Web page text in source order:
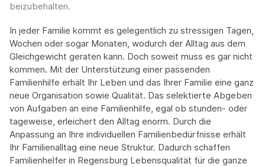
beizubehalten.
In jeder Familie kommt es gelegentlich zu stressigen Tagen,
Wochen oder sogar Monaten, wodurch der Alltag aus dem
Gleichgewicht geraten kann. Doch soweit muss es gar nicht
kommen. Mit der Unterstützung einer passenden
Familienhilfe erhält Ihr Leben und das Ihrer Familie eine ganz
neue Organisation sowie Qualität. Das selektierte Abgeben
von Aufgaben an eine Familienhilfe, egal ob stunden- oder
tageweise, erleichert den Alltag enorm. Durch die
Anpassung an Ihre individuellen Familienbedürfnisse erhält
Ihr Familienalltag eine neue Struktur. Dadurch schaffen
Familienhelfer in Regensburg Lebensqualität für die ganze